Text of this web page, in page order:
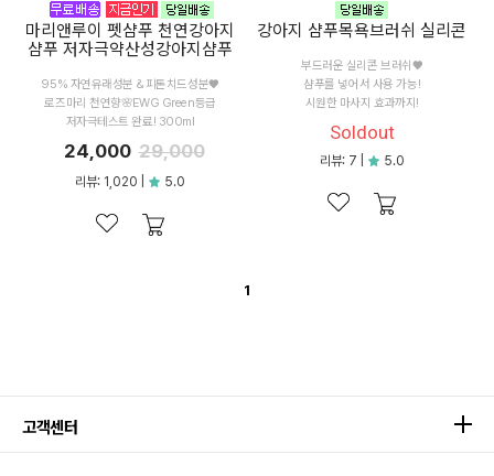
마리앤루이 펫샴푸 천연강아지
샴푸 저자극약산성강아지샴푸
95% 자연유래성분 & 피톤치드성분♥
로즈마리 천연향🌸EWG Green등급
저자극테스트 완료! 300ml
24,000 29,000
리뷰: 1,020 | 5.0
강아지 샴푸목욕브러쉬 실리콘
부드러운 실리콘 브러쉬♥
샴푸를 넣어서 사용 가능!
시원한 마사지 효과까지!
Soldout
리뷰: 7 | 5.0
1
고객센터